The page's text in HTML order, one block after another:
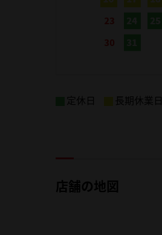
定休日 長期休業日
店舗の地図